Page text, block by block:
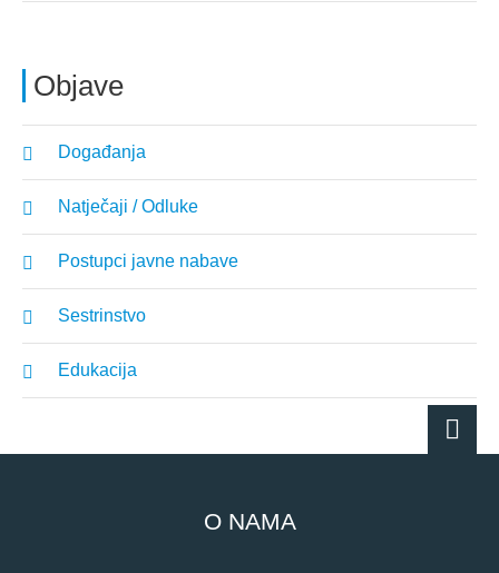
Objave
Događanja
Natječaji / Odluke
Postupci javne nabave
Sestrinstvo
Edukacija
O NAMA